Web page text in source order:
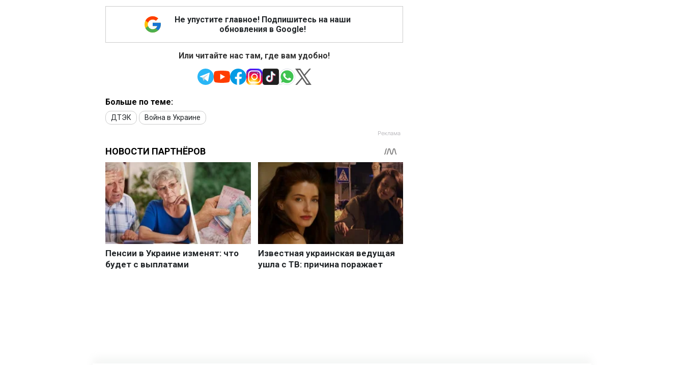
Не упустите главное! Подпишитесь на наши
обновления в Google!
Или читайте нас там, где вам удобно!
Больше по теме:
ДТЭК Война в Украине